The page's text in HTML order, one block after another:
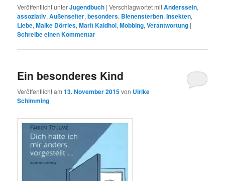
Veröffentlicht unterJugendbuch |Verschlagwortet mitAnderssein,
assoziativ,Außenseiter,besonders, Bienensterben,Insekten,
Liebe,Maike Dörries,Marit Kaldhol,Mobbing,Verantwortung |
Schreibe einen Kommentar
Ein besonderes Kind
Veröffentlicht am13. November 2015von Ulrike
Schimming